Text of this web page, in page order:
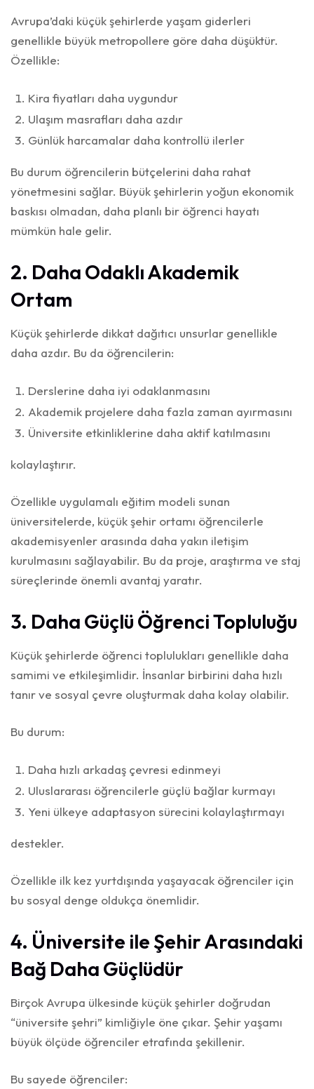
Avrupa’daki küçük şehirlerde yaşam giderleri
genellikle büyük metropollere göre daha düşüktür.
Özellikle:
Kira fiyatları daha uygundur
Ulaşım masrafları daha azdır
Günlük harcamalar daha kontrollü ilerler
Bu durum öğrencilerin bütçelerini daha rahat
yönetmesini sağlar. Büyük şehirlerin yoğun ekonomik
baskısı olmadan, daha planlı bir öğrenci hayatı
mümkün hale gelir.
2. Daha Odaklı Akademik
Ortam
Küçük şehirlerde dikkat dağıtıcı unsurlar genellikle
daha azdır. Bu da öğrencilerin:
Derslerine daha iyi odaklanmasını
Akademik projelere daha fazla zaman ayırmasını
Üniversite etkinliklerine daha aktif katılmasını
kolaylaştırır.
Özellikle uygulamalı eğitim modeli sunan
üniversitelerde, küçük şehir ortamı öğrencilerle
akademisyenler arasında daha yakın iletişim
kurulmasını sağlayabilir. Bu da proje, araştırma ve staj
süreçlerinde önemli avantaj yaratır.
3. Daha Güçlü Öğrenci Topluluğu
Küçük şehirlerde öğrenci toplulukları genellikle daha
samimi ve etkileşimlidir. İnsanlar birbirini daha hızlı
tanır ve sosyal çevre oluşturmak daha kolay olabilir.
Bu durum:
Daha hızlı arkadaş çevresi edinmeyi
Uluslararası öğrencilerle güçlü bağlar kurmayı
Yeni ülkeye adaptasyon sürecini kolaylaştırmayı
destekler.
Özellikle ilk kez yurtdışında yaşayacak öğrenciler için
bu sosyal denge oldukça önemlidir.
4. Üniversite ile Şehir Arasındaki
Bağ Daha Güçlüdür
Birçok Avrupa ülkesinde küçük şehirler doğrudan
“üniversite şehri” kimliğiyle öne çıkar. Şehir yaşamı
büyük ölçüde öğrenciler etrafında şekillenir.
Bu sayede öğrenciler: